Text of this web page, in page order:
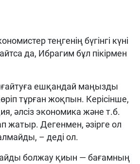
теңгенің бүгінгі күні
да, Ибрагим бұл пікірмен
ешқандай маңызды
тұрған жоқпын. Керісінше,
әлсіз экономика және т.б.
жатыр. Дегенмен, әзірге ол
– деді ол.
болжау қиын — бағамның